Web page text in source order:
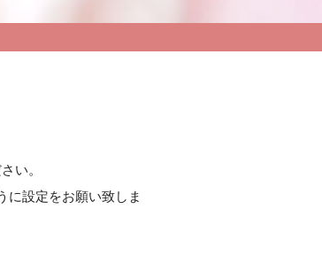
い。
設定をお願い致しま